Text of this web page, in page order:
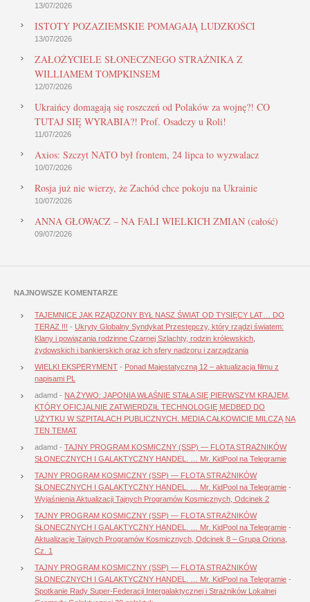
13/07/2026
ISTOTY POZAZIEMSKIE POMAGAJĄ LUDZKOŚCI
13/07/2026
ZAŁOŻYCIELE SŁONECZNEGO STRAŻNIKA Z
WILLIAMEM TOMPKINSEM
12/07/2026
Ukraińcy domagają się roszczeń od Polaków za wojnę?! CO
TUTAJ SIĘ WYRABIA?! Prof. Osadczy u Roli!
11/07/2026
Axios: Szczyt NATO był frontem, 24 lipca to wyzwalacz
10/07/2026
Rosja już nie wierzy, że Zachód chce pokoju na Ukrainie
10/07/2026
ANNA GŁOWACZ – NA FALI WIELKICH ZMIAN (całość)
09/07/2026
NAJNOWSZE KOMENTARZE
TAJEMNICE JAK RZĄDZONY BYŁ NASZ ŚWIAT OD TYSIĘCY LAT… DO
TERAZ !!! - Ukryty Globalny Syndykat Przestępczy, który rządzi światem:
Klany i powiązania rodzinne Czarnej Szlachty, rodzin królewskich,
żydowskich i bankierskich oraz ich sfery nadzoru i zarządzania
WIELKI EKSPERYMENT - Ponad Majestatyczną 12 – aktualizacja filmu z
napisami PL
adamd - NA ŻYWO: JAPONIA WŁAŚNIE STAŁA SIĘ PIERWSZYM KRAJEM,
KTÓRY OFICJALNIE ZATWIERDZIŁ TECHNOLOGIĘ MEDBED DO
UŻYTKU W SZPITALACH PUBLICZNYCH. MEDIA CAŁKOWICIE MILCZĄ NA
TEN TEMAT
adamd - TAJNY PROGRAM KOSMICZNY (SSP) — FLOTA STRAŻNIKÓW
SŁONECZNYCH I GALAKTYCZNY HANDEL. … Mr. KidPool na Telegramie
TAJNY PROGRAM KOSMICZNY (SSP) — FLOTA STRAŻNIKÓW
SŁONECZNYCH I GALAKTYCZNY HANDEL. … Mr. KidPool na Telegramie -
Wyjaśnienia Aktualizacji Tajnych Programów Kosmicznych, Odcinek 2
TAJNY PROGRAM KOSMICZNY (SSP) — FLOTA STRAŻNIKÓW
SŁONECZNYCH I GALAKTYCZNY HANDEL. … Mr. KidPool na Telegramie -
Aktualizacje Tajnych Programów Kosmicznych, Odcinek 8 – Grupa Oriona,
Cz. 1
TAJNY PROGRAM KOSMICZNY (SSP) — FLOTA STRAŻNIKÓW
SŁONECZNYCH I GALAKTYCZNY HANDEL. … Mr. KidPool na Telegramie -
Spotkanie Rady Super-Federacji Intergalaktycznej i Strażników Lokalnej